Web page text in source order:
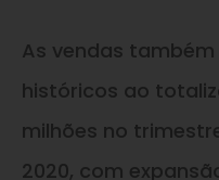
As vendas
históricos ao
milhões no
2020, com